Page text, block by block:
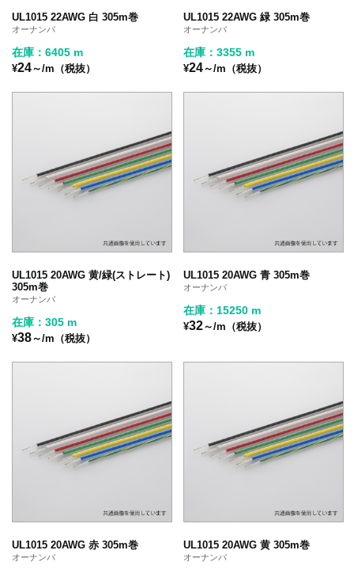
UL1015 22AWG 白 305m巻
オーナンバ
在庫：6405 m
¥24～/m（税抜）
UL1015 22AWG 緑 305m巻
オーナンバ
在庫：3355 m
¥24～/m（税抜）
UL1015 20AWG 黄/緑(ストレート)
305m巻
オーナンバ
在庫：305 m
¥38～/m（税抜）
UL1015 20AWG 青 305m巻
オーナンバ
在庫：15250 m
¥32～/m（税抜）
UL1015 20AWG 赤 305m巻
オーナンバ
UL1015 20AWG 黄 305m巻
オーナンバ